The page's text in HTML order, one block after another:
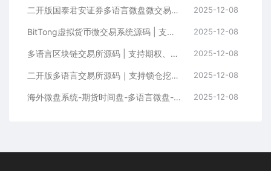
2025-12-08
2025-12-08
2025-12-08
2025-12-08
2025-12-08